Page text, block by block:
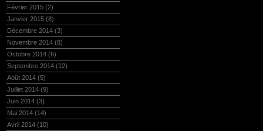
Février 2015 (2)
Janvier 2015 (8)
Décembre 2014 (3)
Novembre 2014 (8)
Octobre 2014 (6)
Septembre 2014 (12)
Août 2014 (5)
Juillet 2014 (9)
Juin 2014 (3)
Mai 2014 (14)
Avril 2014 (10)